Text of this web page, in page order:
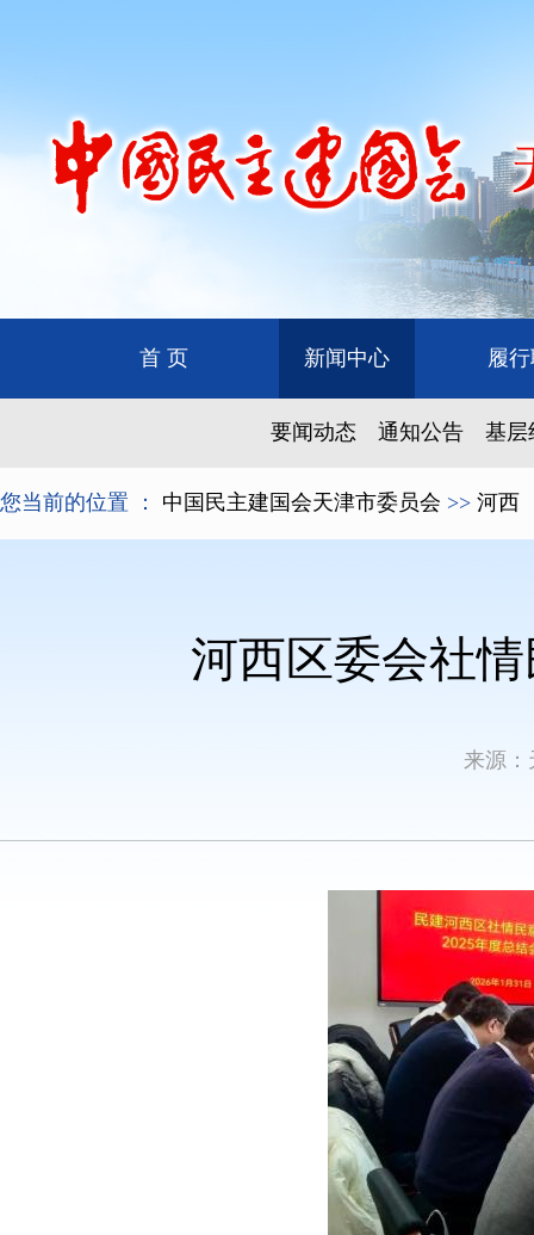
首 页 新闻中心 履
要闻动态 通知公告 基层
您当前的位置 ： 中国民主建国会天津市委员会 >> 河西
河西区委会社
来源